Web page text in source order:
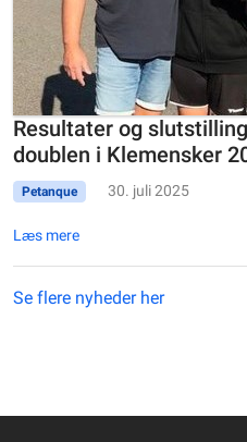
Resultater og
doublen i Klemensker
Petanque 30. juli 2025
Læs mere
Se flere nyheder her